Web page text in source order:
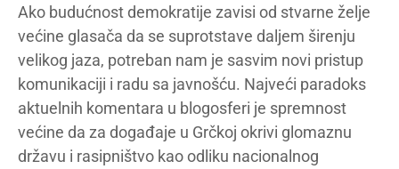
Ako budućnost demokratije zavisi od stvarne želje
većine glasača da se suprotstave daljem širenju
velikog jaza, potreban nam je sasvim novi pristup
komunikaciji i radu sa javnošću. Najveći paradoks
aktuelnih komentara u blogosferi je spremnost
većine da za događaje u Grčkoj okrivi glomaznu
državu i rasipništvo kao odliku nacionalnog